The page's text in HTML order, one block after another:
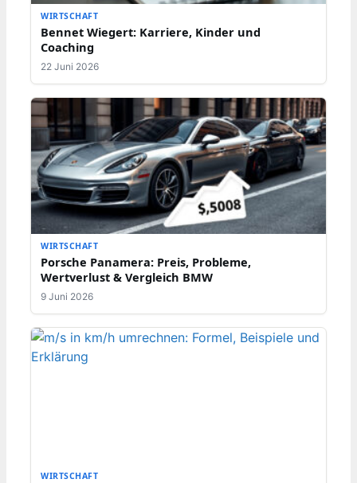
WIRTSCHAFT
Bennet Wiegert: Karriere, Kinder und
Coaching
22 Juni 2026
WIRTSCHAFT
Porsche Panamera: Preis, Probleme,
Wertverlust & Vergleich BMW
9 Juni 2026
WIRTSCHAFT